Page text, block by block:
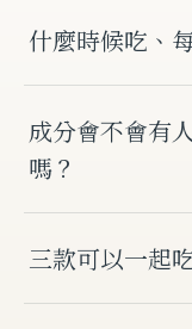
果凍——同時結
植萃營養與真實
食，比膠囊錠劑
身攜帶。
什麼時候吃、
安適凍建議每日
包。開封時請小
噎到。
成分會不會有
嗎？
素，僅以天然花
大豆製品，十五
三款可以一起